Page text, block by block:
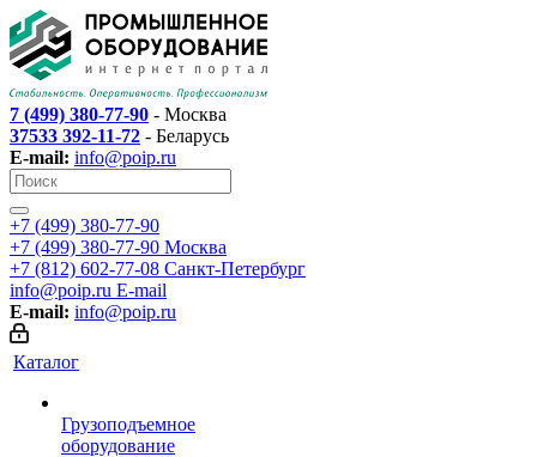
7 (499) 380-77-90 - Москва
37533 392-11-72 - Беларусь
E-mail: info@poip.ru
+7 (499) 380-77-90
+7 (499) 380-77-90 Москва
+7 (812) 602-77-08 Санкт-Петербург
info@poip.ru E-mail
E-mail: info@poip.ru
Каталог
Грузоподъемное
оборудование